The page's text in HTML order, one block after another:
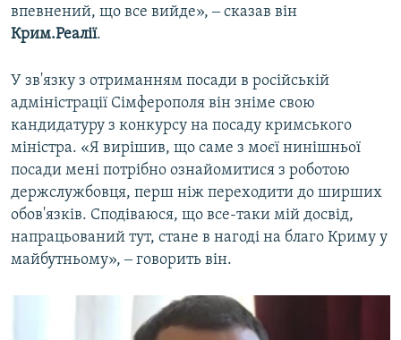
впевнений, що все вийде», ‒ сказав він
Крим.Реалії.
У зв'язку з отриманням посади в російській
адміністрації Сімферополя він зніме свою
кандидатуру з конкурсу на посаду кримського
міністра. «Я вирішив, що саме з моєї нинішньої
посади мені потрібно ознайомитися з роботою
держслужбовця, перш ніж переходити до ширших
обов'язків. Сподіваюся, що все-таки мій досвід,
напрацьований тут, стане в нагоді на благо Криму у
майбутньому», ‒ говорить він.